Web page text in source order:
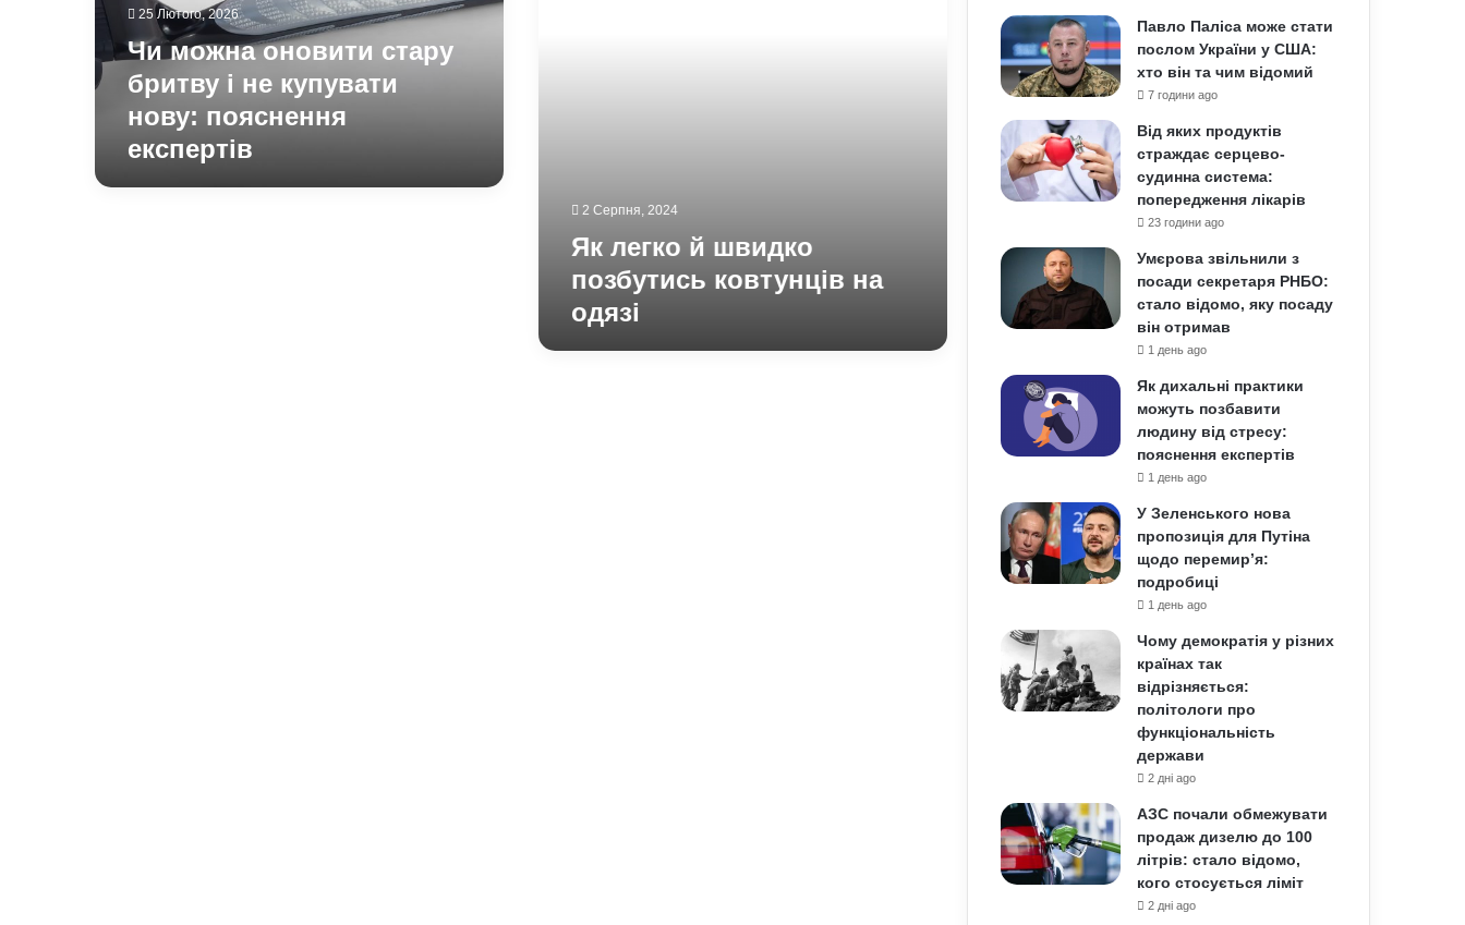
не
нову:
пояснення
експертів
25 Лютого, 2026
Чи можна оновити стару
бритву і не купувати
нову: пояснення
експертів
2 Серпня, 2024
Як легко й швидко
позбутись ковтунців на
одязі
Павло Паліса може стати
послом України у США:
хто він та чим відомий
7 години ago
Від яких продуктів
страждає серцево-
судинна система:
попередження лікарів
23 години ago
Умєрова звільнили з
посади секретаря РНБО:
стало відомо, яку посаду
він отримав
1 день ago
Як дихальні практики
можуть позбавити
людину від стресу:
пояснення експертів
1 день ago
У Зеленського нова
пропозиція для Путіна
щодо перемир’я:
подробиці
1 день ago
Чому демократія у різних
країнах так
відрізняється:
політологи про
функціональність
держави
2 дні ago
АЗС почали обмежувати
продаж дизелю до 100
літрів: стало відомо,
кого стосується ліміт
2 дні ago